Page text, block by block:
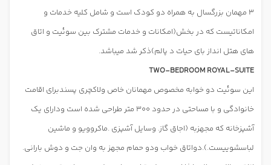
3 مهمان بزرگسال به همراه دو کودک است و شامل کلیه خدمات و
امکاناتیست که در بخش(امکانات و خدمات مشترک بین سوئیت و اتاق
های هتل انداز بای حیات د پالم)ذکر شد میباشد.
TWO-BEDROOM ROYAL-SUITE
این سوئیت دو خوابه مخصوص مهمانان خاص ولاکچری پسندبرای اقامت
خانوادگی و با مساحتی در حدود 300 متر طراحی شده است ودارای یک
آشپزخانه که مجهزبه (اجاق گاز. وسایل آشپزی .ماکروویو و ماشین
لباسشوییست.).دواتاق خواب ودو حمام مجهز به وان جت و دوش بارانی.